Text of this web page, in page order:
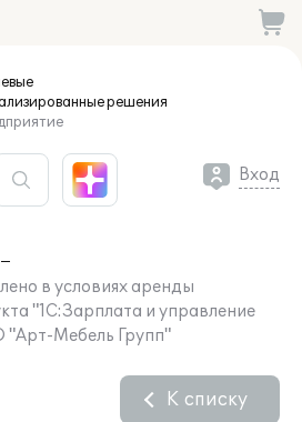
решения
Вход
в условиях аренды
"1С:Зарплата и управление
Мебель Групп"
К списку